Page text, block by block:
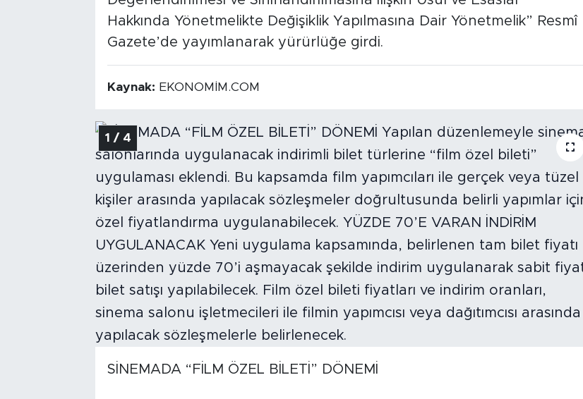
Hakkında Yönetmelikte Değişiklik Yapılmasına Dair Yönetmelik” Resmî
Gazete’de yayımlanarak yürürlüğe girdi.
Kaynak: EKONOMİM.COM
1 / 4
SİNEMADA “FİLM ÖZEL BİLETİ” DÖNEMİ